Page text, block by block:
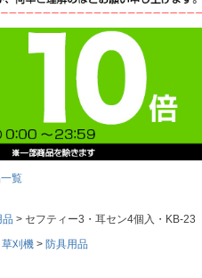
覧
品
セフティー3・耳セン4個入・KB-23
草刈機
防具用品